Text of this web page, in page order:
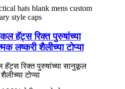
हॅट्स रिक्त पुरुषांच्या
लष्करी शैलीच्या टोप्या
हॅट्स रिक्त पुरुषांच्या सानुकूल
टोप्या